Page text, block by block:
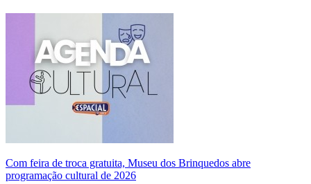
Com feira de troca gratuita, Museu dos Brinquedos abre
programação cultural de 2026